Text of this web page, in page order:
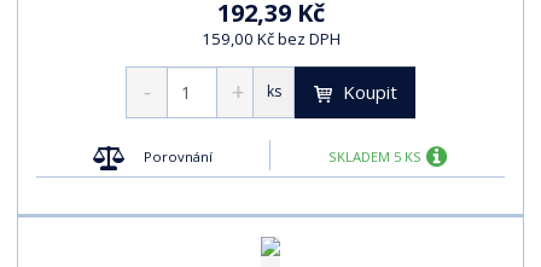
192,39 Kč
159,00 Kč bez DPH
ks Koupit
Porovnání SKLADEM 5 KS